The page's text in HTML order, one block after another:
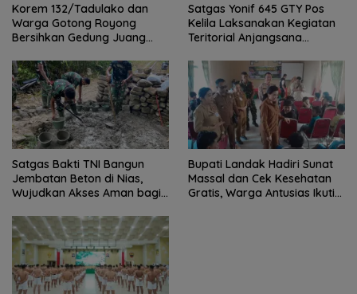
Korem 132/Tadulako dan
Warga Gotong Royong
Bersihkan Gedung Juang
Satgas Yonif 645 GTY Pos
Kelila Laksanakan Kegiatan
Teritorial Anjangsana
Lurah
Satgas Bakti TNI Bangun
Jembatan Beton di Nias,
Wujudkan Akses Aman bagi
Bupati Landak Hadiri Sunat
Massal dan Cek Kesehatan
Gratis, Warga Antusias Ikuti